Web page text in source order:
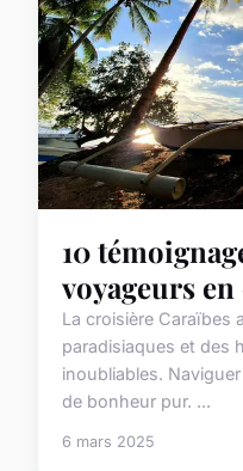
10
voyageurs
La croisière Caraïbes
paradisiaques et des
inoubliables.
de bonheur pur. ...
6 mars 2025